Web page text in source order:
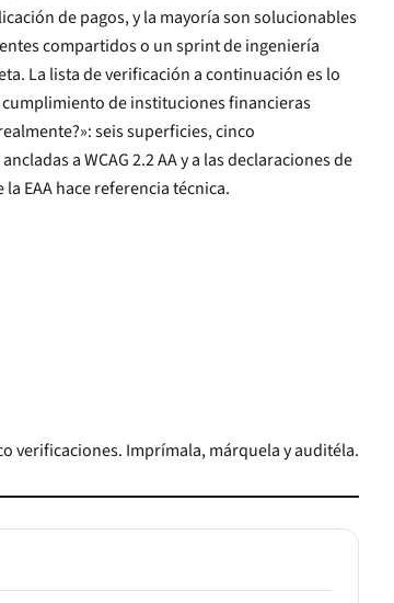
es lo
financieras
seis superficies, cinco
a WCAG 2.2 AA y a las declaraciones de
que la EAA hace referencia técnica.
verificaciones. Imprímala, márquela y auditéla.